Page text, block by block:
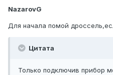
NazarovG
Для начала помой
Цитата
Только подключив прибор